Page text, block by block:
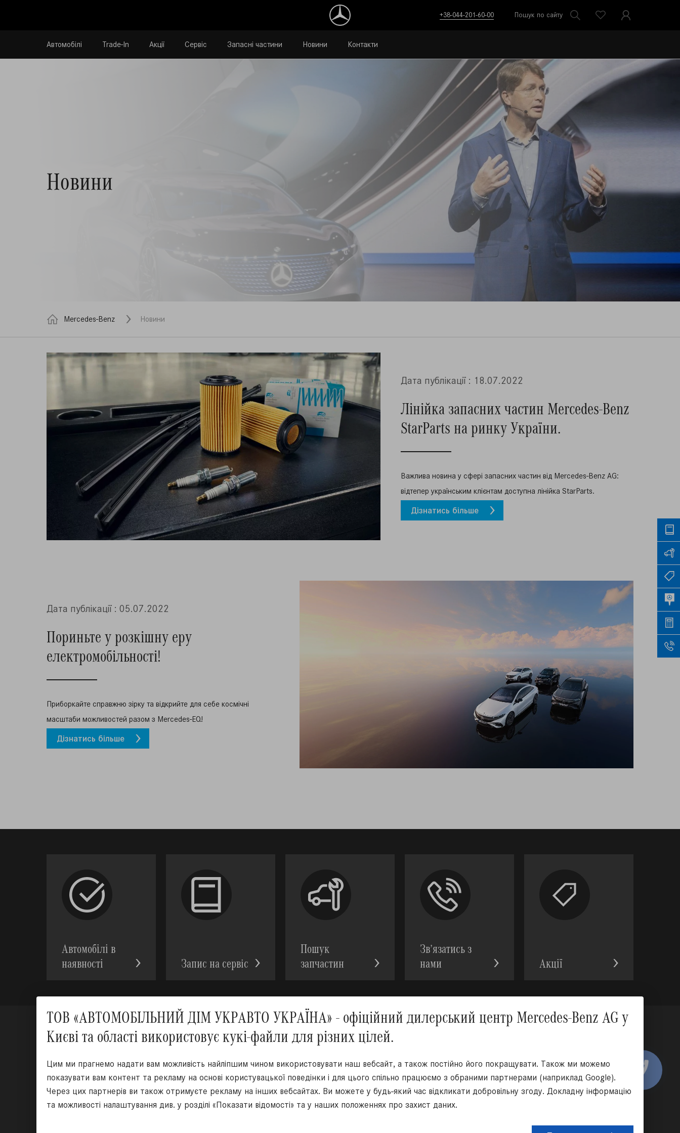
+38-044-201-60-00 Пошук по сайту
Автомобілі Trade-In Акції Сервіс Запасні частини Новини Контакти
Новини
Mercedes-Benz Новини
Дата публiкацiї : 18.07.2022
Лінійка запасних частин Mercedes-Benz
StarParts на ринку України.
Важлива новина у сфері запасних частин від Mercedes-Benz AG:
відтепер українським клієнтам доступна лінійка StarParts.
Дізнатись більше
Дата публiкацiї : 05.07.2022
Пориньте у розкішну еру
електромобільності!
Приборкайте справжню зірку та відкрийте для себе космічні
масштаби можливостей разом з Mercedes-EQ!
Дізнатись більше
ТОВ «АВТОМОБІЛЬНИЙ ДІМ УКРАВТО УКРАЇНА» - офіційний дилерський центр Mercedes-Benz AG у
Києві та області використовує кукі-файли для різних цілей.
Цим ми прагнемо надати вам можливість найліпшим чином використовувати наш вебсайт, а також постійно його покращувати. Також ми можемо
показувати вам контент та рекламу на основі користувацької поведінки і для цього спільно працюємо з обраними партнерами (наприклад Google).
Через цих партнерів ви також отримуєте рекламу на інших вебсайтах. Ви можете у будь-який час відкликати добровільну згоду. Докладну інформацію
та можливості налаштування див. у розділі «Показати відомості» та у наших положеннях про захист даних.
Автомобілі в
наявності
Запис на сервic
Пошук
запчастин
Зв’язатись з
нами
Акції
Ми у соціальних мережах: